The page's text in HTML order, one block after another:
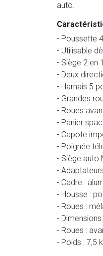
auto.
- Poussette
- Utilisable
- Siège 2 en
- Deux
- Harnais 5
- Grandes
- Roues
- Panier
- Capote
- Poignée
- Siège auto
-
- Cadre :
- Housse :
- Roues :
-
- Roues :
- Poids : 7,5